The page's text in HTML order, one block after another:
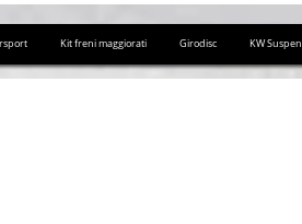
Kit freni maggiorati Girodisc KW